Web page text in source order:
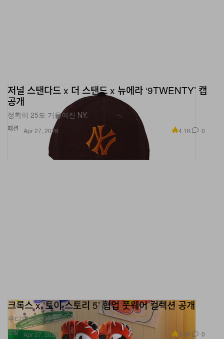
패션
저널 스탠다드 x 더 스탠드 x 뉴에라 ‘9TWENTY’ 캡
공개
정확히 25도 기울여진 NY.
Apr 27, 2026 4.1K 0
신발
크록스 x ‘토이 스토리 5’ 협업 풋웨어 컬렉션 공개
우디의 부츠를 닮았다.
Apr 27, 2026 3.6K 0